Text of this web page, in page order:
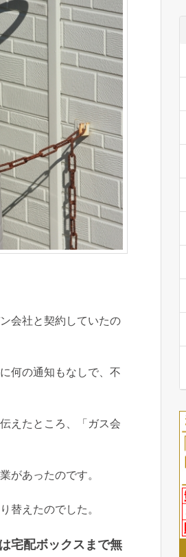
会社と契約していたの
何の通知もなしで、不
えたところ、「ガス会
があったのです。
替えたのでした。
宅配ボックスまで無